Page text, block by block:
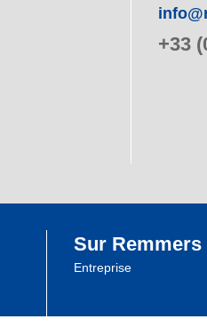
+33
Sur Remmers
Entreprise